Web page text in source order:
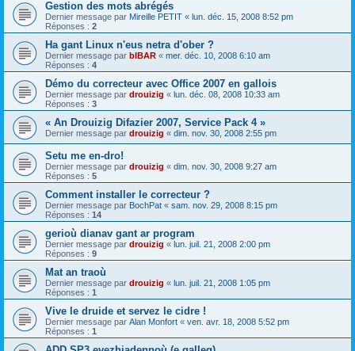
Gestion des mots abrégés
Dernier message par Mireille PETIT « lun. déc. 15, 2008 8:52 pm
Réponses : 2
Ha gant Linux n'eus netra d'ober ?
Dernier message par bIBAR « mer. déc. 10, 2008 6:10 am
Réponses : 4
Démo du correcteur avec Office 2007 en gallois
Dernier message par drouizig « lun. déc. 08, 2008 10:33 am
Réponses : 3
« An Drouizig Difazier 2007, Service Pack 4 »
Dernier message par drouizig « dim. nov. 30, 2008 2:55 pm
Setu me en-dro!
Dernier message par drouizig « dim. nov. 30, 2008 9:27 am
Réponses : 5
Comment installer le correcteur ?
Dernier message par BochPat « sam. nov. 29, 2008 8:15 pm
Réponses : 14
gerioù dianav gant ar program
Dernier message par drouizig « lun. juil. 21, 2008 2:00 pm
Réponses : 9
Mat an traoù
Dernier message par drouizig « lun. juil. 21, 2008 1:05 pm
Réponses : 1
Vive le druide et servez le cidre !
Dernier message par Alan Monfort « ven. avr. 18, 2008 5:52 pm
Réponses : 1